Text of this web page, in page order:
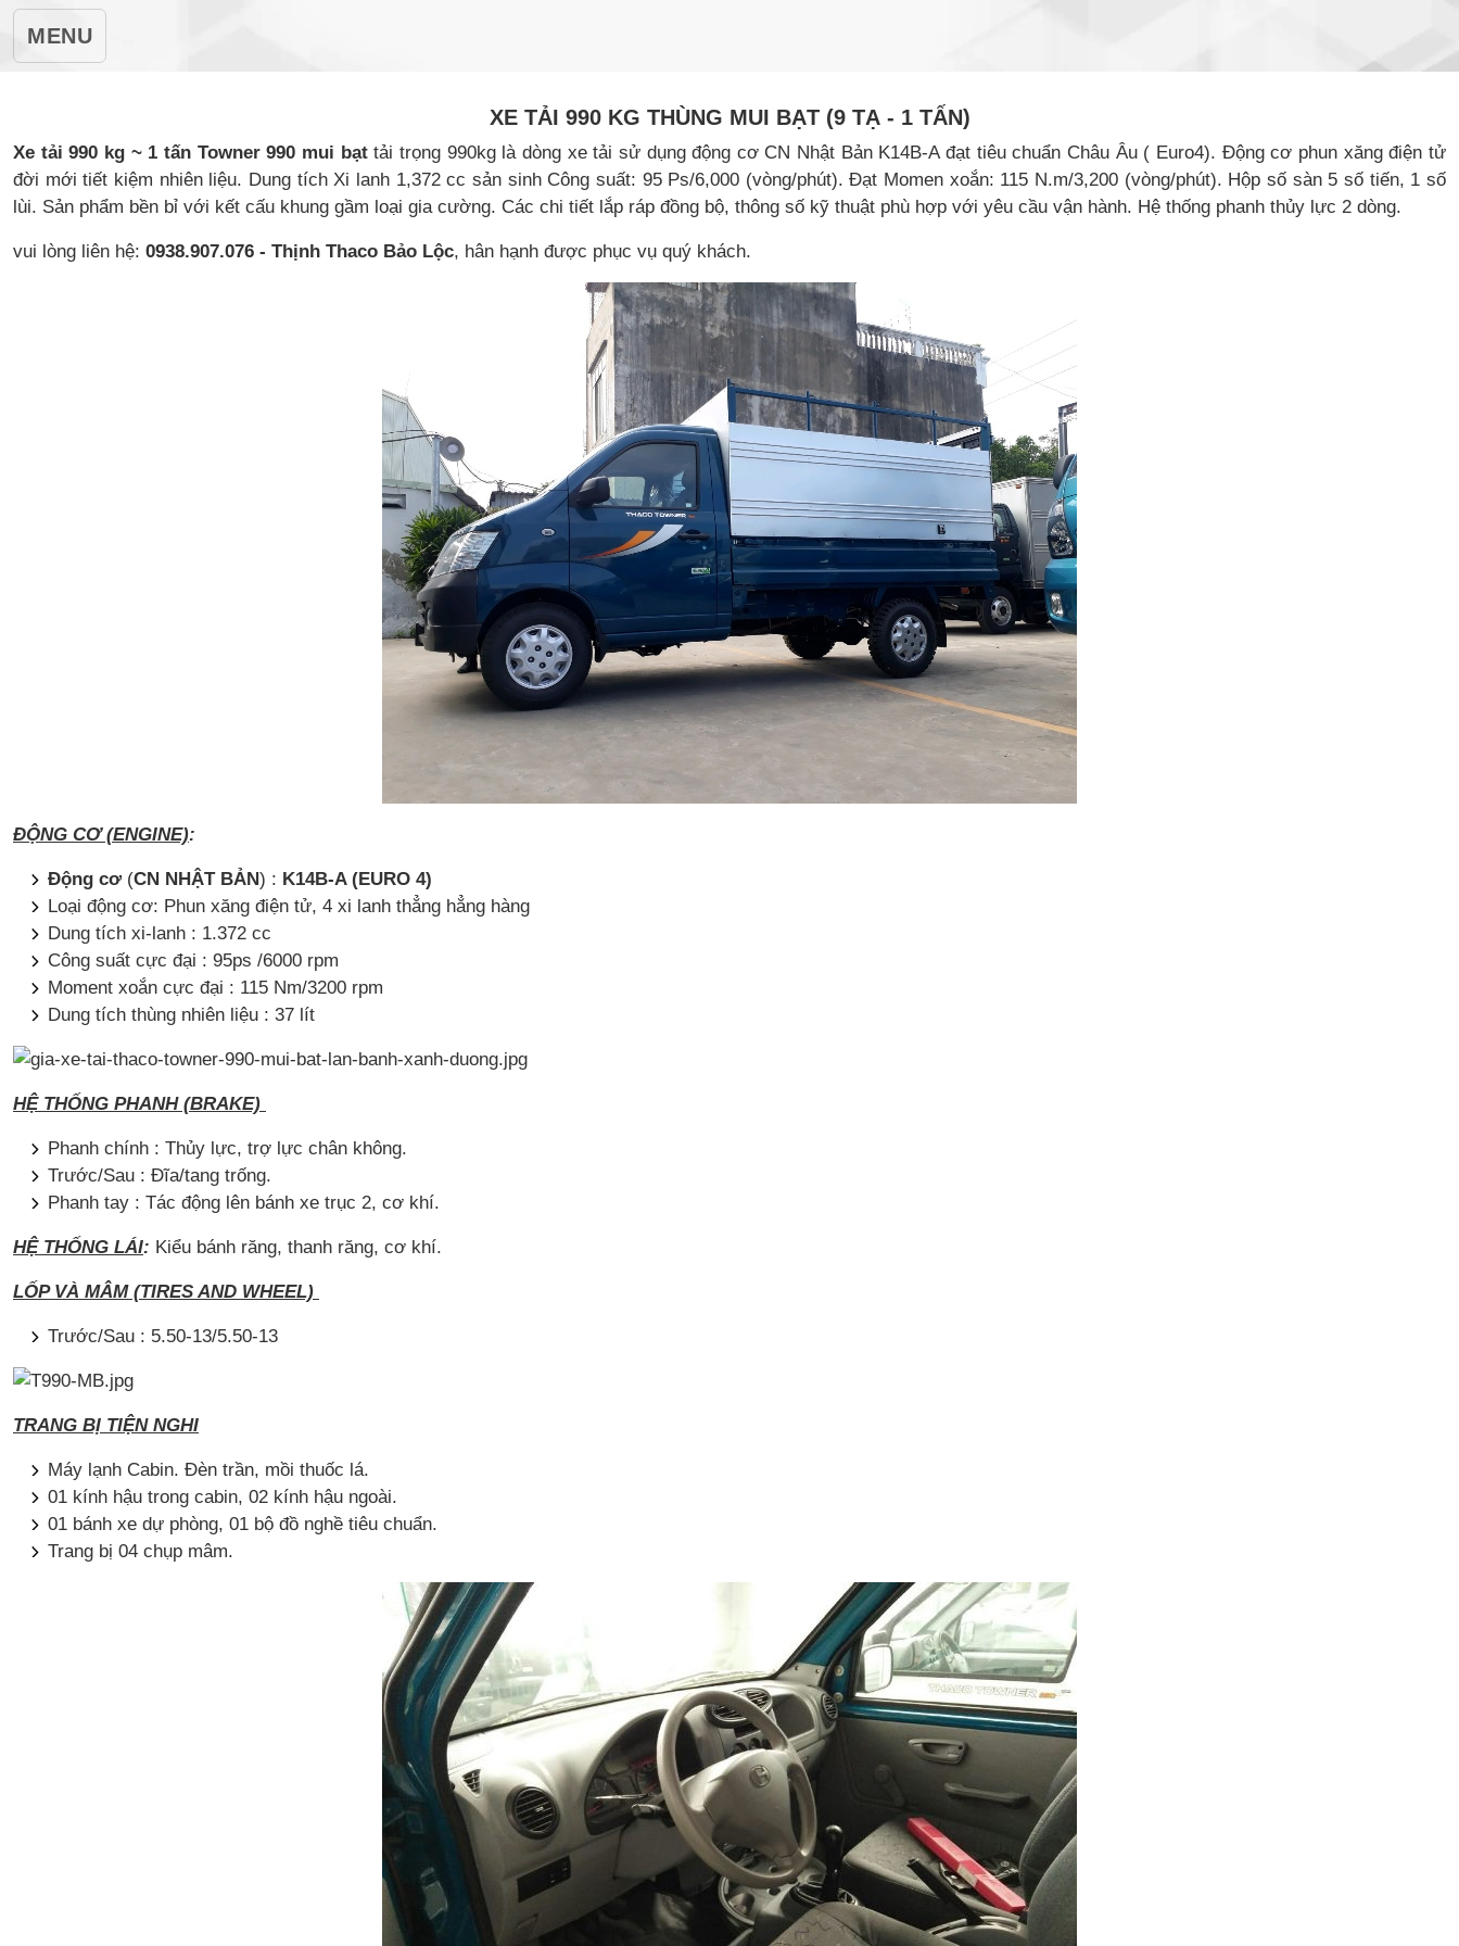
MENU
XE TẢI 990 KG THÙNG MUI BẠT (9 TẠ - 1 TẤN)
Xe tải 990 kg ~ 1 tấn Towner 990 mui bạttải trọng 990kg là dòng xe tải sử dụng động cơ CN Nhật Bản K14B-A đạt tiêu chuẩn Châu Âu ( Euro4). Động cơ phun xăng điện tử
đời mới tiết kiệm nhiên liệu. Dung tích Xi lanh 1,372 cc sản sinh Công suất: 95 Ps/6,000 (vòng/phút). Đạt Momen xoắn: 115 N.m/3,200 (vòng/phút). Hộp số sàn 5 số tiến, 1 số
lùi. Sản phẩm bền bỉ với kết cấu khung gầm loại gia cường. Các chi tiết lắp ráp đồng bộ, thông số kỹ thuật phù hợp với yêu cầu vận hành. Hệ thống phanh thủy lực 2 dòng.
vui lòng liên hệ: 0938.907.076 - Thịnh Thaco Bảo Lộc, hân hạnh được phục vụ quý khách.
ĐỘNG CƠ (ENGINE):
Động cơ (CN NHẬT BẢN) : K14B-A (EURO 4)
Loại động cơ: Phun xăng điện tử, 4 xi lanh thẳng hẳng hàng
Dung tích xi-lanh : 1.372 cc
Công suất cực đại : 95ps /6000 rpm
Moment xoắn cực đại : 115 Nm/3200 rpm
Dung tích thùng nhiên liệu : 37 lít
HỆ THỐNG PHANH (BRAKE)
Phanh chính : Thủy lực, trợ lực chân không.
Trước/Sau : Đĩa/tang trống.
Phanh tay : Tác động lên bánh xe trục 2, cơ khí.
HỆ THỐNG LÁI: Kiểu bánh răng, thanh răng, cơ khí.
LỐP VÀ MÂM (TIRES AND WHEEL)
Trước/Sau : 5.50-13/5.50-13
TRANG BỊ TIỆN NGHI
Máy lạnh Cabin. Đèn trần, mồi thuốc lá.
01 kính hậu trong cabin, 02 kính hậu ngoài.
01 bánh xe dự phòng, 01 bộ đồ nghề tiêu chuẩn.
Trang bị 04 chụp mâm.